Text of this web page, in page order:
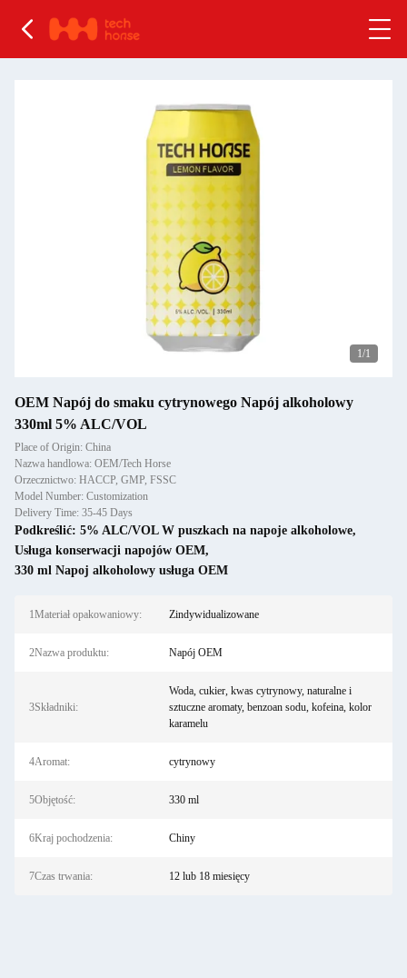
1/1
OEM Napój do smaku cytrynowego Napój alkoholowy
330ml 5% ALC/VOL
Place of Origin: China
Nazwa handlowa: OEM/Tech Horse
Orzecznictwo: HACCP, GMP, FSSC
Model Number: Customization
Delivery Time: 35-45 Days
Podkreślić: 5% ALC/VOL W puszkach na napoje alkoholowe,
Usługa konserwacji napojów OEM,
330 ml Napoj alkoholowy usługa OEM
1Materiał opakowaniowy: Zindywidualizowane
2Nazwa produktu: Napój OEM
3Składniki:
Woda, cukier, kwas cytrynowy, naturalne i
sztuczne aromaty, benzoan sodu, kofeina, kolor
karamelu
4Aromat: cytrynowy
5Objętość: 330 ml
6Kraj pochodzenia: Chiny
7Czas trwania: 12 lub 18 miesięcy